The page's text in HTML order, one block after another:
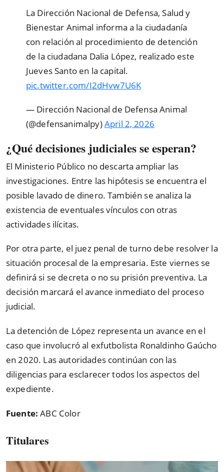
La Dirección Nacional de Defensa, Salud y
Bienestar Animal informa a la ciudadanía
con relación al procedimiento de detención
de la ciudadana Dalia López, realizado este
Jueves Santo en la capital.
pic.twitter.com/I2dHvw7U6K
— Dirección Nacional de Defensa Animal
(@defensanimalpy)April 2, 2026
¿Qué decisiones judiciales se esperan?
El Ministerio Público no descarta ampliar las
investigaciones. Entre las hipótesis se encuentra el
posible lavado de dinero. También se analiza la
existencia de eventuales vínculos con otras
actividades ilícitas.
Por otra parte, el juez penal de turno debe resolver la
situación procesal de la empresaria. Este viernes se
definirá si se decreta o no su prisión preventiva. La
decisión marcará el avance inmediato del proceso
judicial.
La detención de López representa un avance en el
caso que involucró al exfutbolista Ronaldinho Gaúcho
en 2020. Las autoridades continúan con las
diligencias para esclarecer todos los aspectos del
expediente.
Fuente:ABC Color
Titulares